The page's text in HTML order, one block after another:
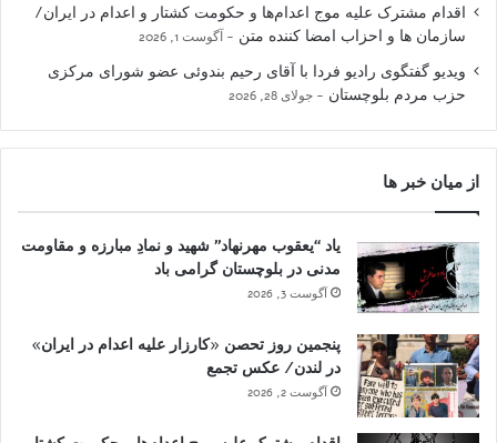
اقدام مشترک علیه موج اعدام‌ها و حکومت کشتار و اعدام در ایران/
سازمان ها و احزاب امضا کننده متن
آگوست 1, 2026
ویدیو گفتگوی رادیو فردا با آقای رحیم بندوئی عضو شورای مرکزی
حزب مردم بلوچستان
جولای 28, 2026
از میان خبر ها
یاد “یعقوب مهرنهاد” شهید و نمادِ مبارزه و مقاومت
مدنی در بلوچستان گرامی باد
آگوست 3, 2026
پنجمین روز تحصن «کارزار علیه اعدام در ایران»
در لندن/ عکس تجمع
آگوست 2, 2026